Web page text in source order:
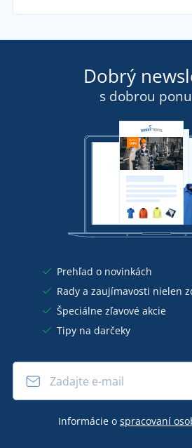
Dobrý
s dobrou
Prehľad o novinkách
Rady a zaujímavosti nielen
Špeciálne zľavové akcie
Tipy na darčeky
Informácie o spracovaní